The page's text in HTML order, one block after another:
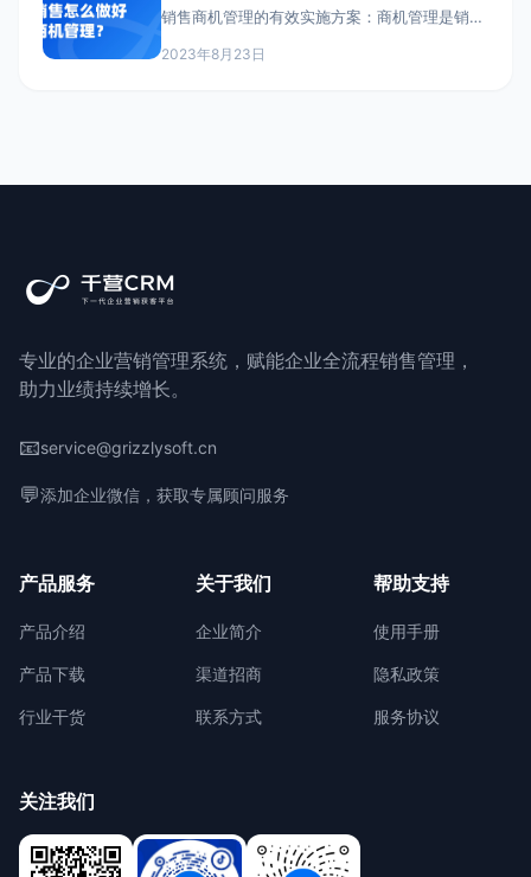
访、参展接触、公开信息获取等。发现的商机需
销售商机管理的有效实施方案：商机管理是销售
下方式进行系统化、规范化的商机管理。首先,
2023年8月23日
专业的企业营销管理系统，赋能企业全流程销售管理，
助力业绩持续增长。
📧service@grizzlysoft.cn
💬添加企业微信，获取专属顾问服务
产品服务
产品介绍
产品下载
行业干货
关于我们
企业简介
渠道招商
联系方式
帮助支持
使用手册
隐私政策
服务协议
关注我们